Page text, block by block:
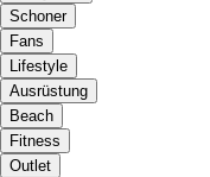
Schoner
Fans
Lifestyle
Ausrüstung
Beach
Fitness
Outlet